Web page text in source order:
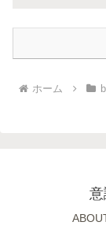
ホーム